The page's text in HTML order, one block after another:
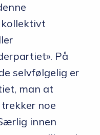
kollektivt
På
selvfølgelig er
man at
noe
innen